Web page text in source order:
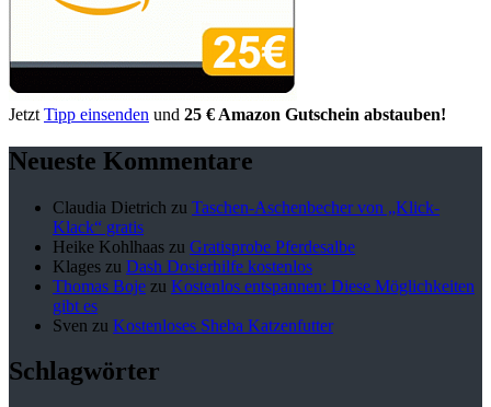
Jetzt Tipp einsenden und 25 € Amazon Gutschein abstauben!
Neueste Kommentare
Claudia Dietrich zu Taschen-Aschenbecher von „Klick-
Klack“ gratis
Heike Kohlhaas zu Gratisprobe Pferdesalbe
Klages zu Dash Dosierhilfe kostenlos
Thomas Boje zu Kostenlos entspannen: Diese Möglichkeiten
gibt es
Sven zu Kostenloses Sheba Katzenfutter
Schlagwörter